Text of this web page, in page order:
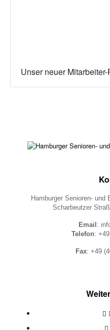
Unser neuer
Hamburger Senioren- und
Scharbeutzer
Email :
Telefon:
Fax: +49